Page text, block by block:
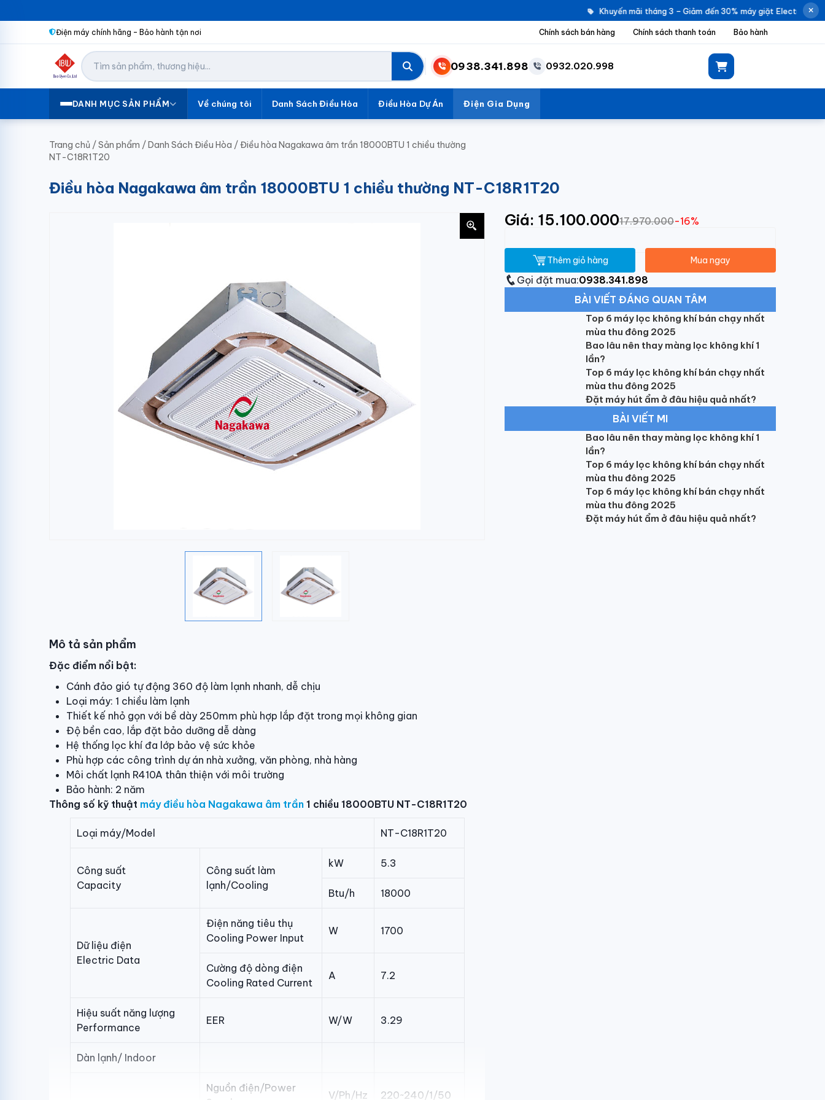
Khuyến mãi tháng 3 – Giảm đến 30% máy giặt Electrolux |
Điện máy chính hãng – Bảo hành tận nơi Chính sách bán hàng Chính sách thanh toán Bảo hành
0938.341.898 0932.020.998
DANH MỤC SẢN PHẨM Về chúng tôi Danh Sách Điều Hòa Điều Hòa Dự Án Điện Gia Dụng
Trang chủ /Sản phẩm /Danh Sách Điều Hòa /Điều hòa Nagakawa âm trần 18000BTU 1 chiều thường
NT-C18R1T20
Điều hòa Nagakawa âm trần 18000BTU 1 chiều thường NT-C18R1T20
Mô tả sản phẩm
Đặc điểm nổi bật:
Cánh đảo gió tự động 360 độ làm lạnh nhanh, dễ chịu
Loại máy: 1 chiều làm lạnh
Thiết kế nhỏ gọn với bề dày 250mm phù hợp lắp đặt trong mọi không gian
Độ bền cao, lắp đặt bảo dưỡng dễ dàng
Hệ thống lọc khí đa lớp bảo vệ sức khỏe
Phù hợp các công trình dự án nhà xưởng, văn phòng, nhà hàng
Môi chất lạnh R410A thân thiện với môi trường
Bảo hành: 2 năm
Thông số kỹ thuật máy điều hòa Nagakawa âm trần 1 chiều 18000BTU NT-C18R1T20
Loại máy/Model NT-C18R1T20
Công suất
Capacity
Công suất làm
lạnh/Cooling
kW 5.3
Btu/h 18000
Dữ liệu điện
Electric Data
Điện năng tiêu thụ
Cooling Power Input
W 1700
Cường độ dòng điện
Cooling Rated Current
A 7.2
Hiệu suất năng lượng
Performance
EER W/W 3.29
Dàn lạnh/ Indoor
Nguồn điện/Power
V/Ph/Hz 220~240/1/50
Giá: 15.100.00017.970.000-16%
Thêm giỏ hàng Mua ngay
Gọi đặt mua:0938.341.898
BÀI VIẾT ĐÁNG QUAN TÂM
Top 6 máy lọc không khí bán chạy nhất
mùa thu đông 2025
Bao lâu nên thay màng lọc không khí 1
lần?
Top 6 máy lọc không khí bán chạy nhất
mùa thu đông 2025
Đặt máy hút ẩm ở đâu hiệu quả nhất?
BÀI VIẾT MI
Bao lâu nên thay màng lọc không khí 1
lần?
Top 6 máy lọc không khí bán chạy nhất
mùa thu đông 2025
Top 6 máy lọc không khí bán chạy nhất
mùa thu đông 2025
Đặt máy hút ẩm ở đâu hiệu quả nhất?